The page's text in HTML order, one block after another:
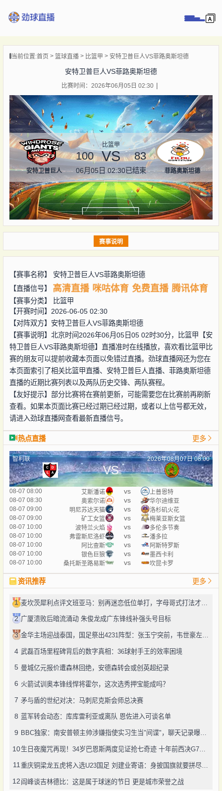
播
闻
当前位置:首页 篮球直播 比篮甲 安特卫普巨人VS菲路奥斯坦德
安特卫普巨人VS菲路奥斯坦德
比赛时间：2026年06月05日 02:30
安特卫普巨人
比篮甲
100 VS 83
06月05日 02:30已结束 菲路奥斯坦德
赛事说明
【赛事名称】 安特卫普巨人VS菲路奥斯坦德
【直播信号】
高清直播 咪咕体育 免费直播 腾讯体育
【赛事分类】
比篮甲
【开赛时间】2026-06-05 02:30
【对阵双方】 安特卫普巨人VS菲路奥斯坦德
【赛事说明】北京时间2026年06月05日05 02时30分，比篮甲【安
特卫普巨人VS菲路奥斯坦德】直播准时在线播放，喜欢看比篮甲比
赛的朋友可以提前收藏本页面以免错过直播。劲球直播网还为您在
本页面索引了相关比篮甲直播、安特卫普巨人直播、菲路奥斯坦德
直播的近期比赛列表以及两队历史交锋、两队赛程。
【友好提示】部分比赛将在赛前更新，可能需要您在比赛前再刷新
查看。如果本页面比赛已经过期已经过期，或者以上信号都无效，
请进入劲球直播网查看最新直播信号。
热点直播 更多
智利联 2026年08月07日 08:00
VS
08-07 08:00 艾斯潘诺 vs
上普恩特
08-07 08:30
奥索尔诺 vs
华尔迪维亚
08-07 09:00
明尼苏达天猫 vs
洛杉矶火花
08-07 09:00
矿工女篮 vs
梅莱亚斯女篮
08-07 10:00
波特兰火焰 vs
多伦多节奏
08-07 10:00
弗雷斯尼洛虾 vs
潘多拉
08-07 10:00
阿比查斯 vs
阿斯特罗斯
08-07 10:00
银色巨狼 vs
墨西卡利
08-07 10:00
桑托斯圣路易斯 vs 坎昆卡罗
资讯推荐 更多
1 麦坎茨犀利点评文班亚马：别再迷恋低位单打，字母哥式打法才是未来
2 广厦溃败后暗流涌动 朱俊龙成广东锋线补强头号目标
3 金华主场迎战泰国，国足祭出4231阵型：张玉宁突前，韦世豪左路驰骋
4 武磊百场里程碑背后的数字真相：36球射手王的效率困境
5 曼城亿元报价遭森林回绝，安德森转会或创英超纪录
6 火箭试训奥本锋线悍将霍尔，这次选秀押宝能成吗？
7 矛与盾的世纪对决：马刺尼克斯会师总决赛
8 蓝军转会动态：库库雷利亚或离队 恩佐进入可谈名单
9 BBC独家：南安普顿主帅涉嫌指使实习生当"间谍"，聊天记录曝光引轩然大波
10 生日夜魔咒再现！34岁巴恩斯两度见证抢七奇迹 十年前西决G7也曾送雷霆回家
11 重庆铜梁龙五虎将入选U23国足 刘建业寄语：身披国旗就要拼尽全力
12 阎峰谈吉林德比：这是属于球迷的节日 更是城市荣誉之战